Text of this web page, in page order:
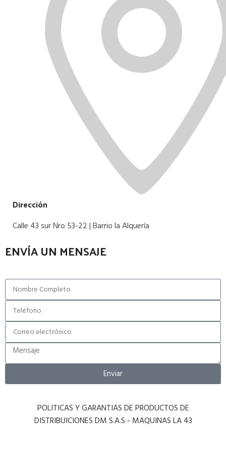
Dirección
Calle 43 sur Nro 53-22 | Barrio la Alquería
ENVÍA UN MENSAJE
Enviar
POLITICAS Y GARANTIAS DE PRODUCTOS DE
DISTRIBUICIONES DM S.A.S - MAQUINAS LA 43